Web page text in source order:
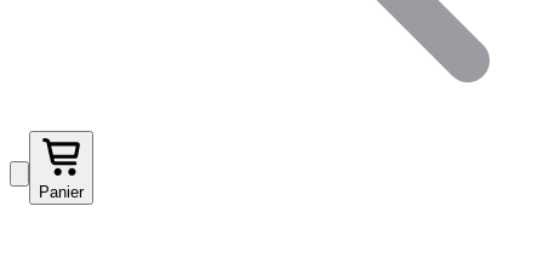
Panier